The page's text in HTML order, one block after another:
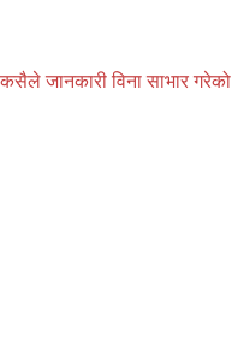
विना साभार गरेको